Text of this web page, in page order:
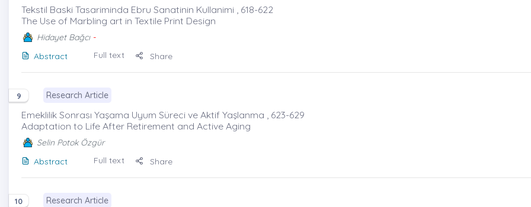
Tekstil Baski Tasariminda Ebru Sanatinin Kullanimi , 618-622
The Use of Marbling art in Textile Print Design
Hidayet Bağcı-
Abstract
Full text Share
9 Research Article
Emeklilik Sonrası Yaşama Uyum Süreci ve Aktif Yaşlanma , 623-629
Adaptation to Life After Retirement and Active Aging
Selin Potok Özgür
Abstract
Full text Share
10 Research Article